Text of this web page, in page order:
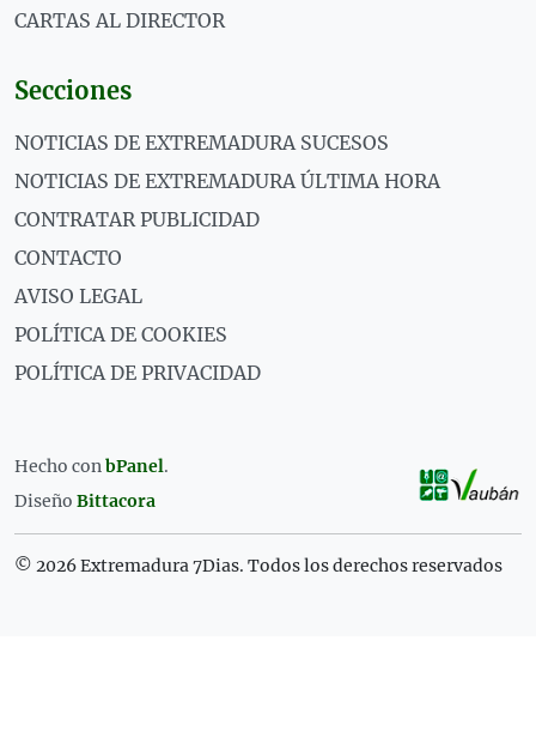
CARTAS AL DIRECTOR
Secciones
NOTICIAS DE EXTREMADURA SUCESOS
NOTICIAS DE EXTREMADURA ÚLTIMA HORA
CONTRATAR PUBLICIDAD
CONTACTO
AVISO LEGAL
POLÍTICA DE COOKIES
POLÍTICA DE PRIVACIDAD
Hecho conbPanel.
Diseño Bittacora
© 2026 Extremadura 7Dias. Todos los derechos reservados